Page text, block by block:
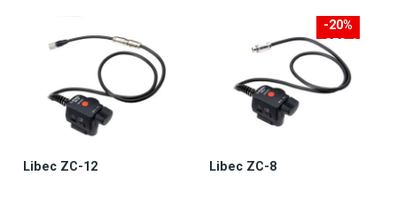
Libec ZC-12
-20%
-250zł
Libec ZC-8